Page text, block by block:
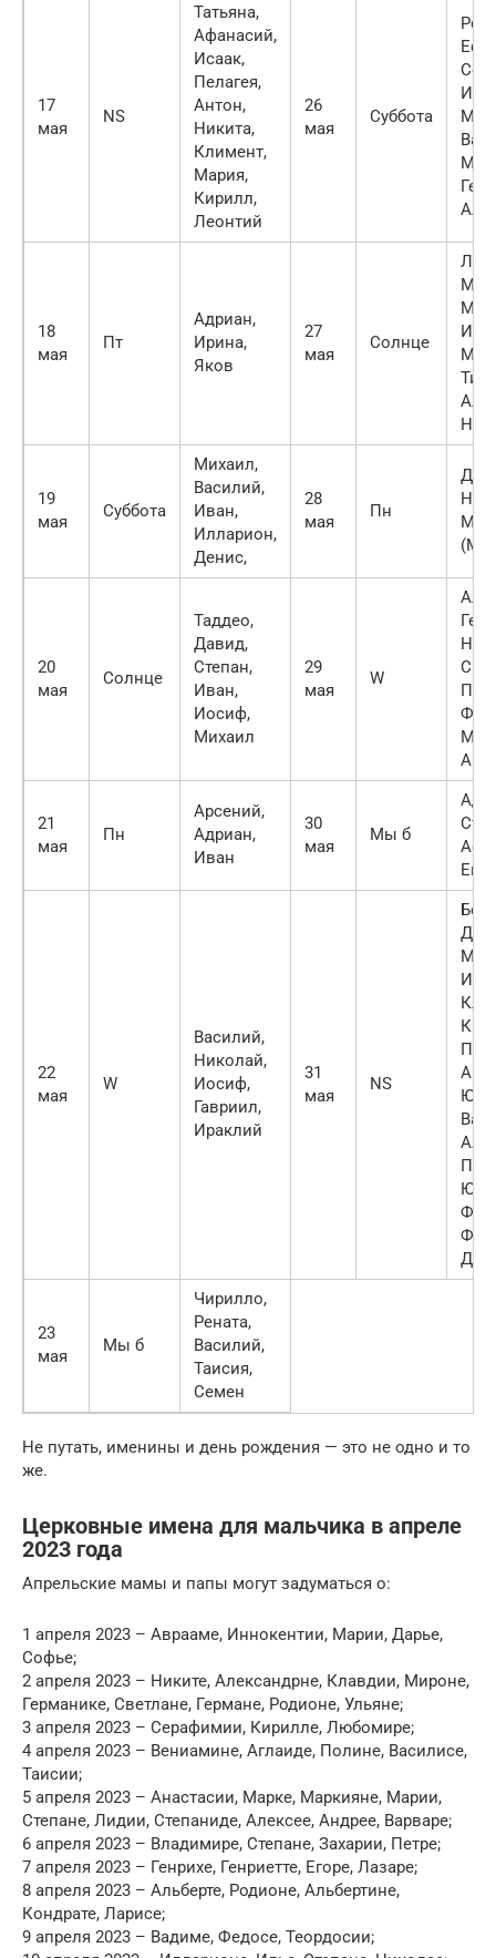
17
мая
NS
Татьяна,
Афанасий,
Исаак,
Пелагея,
Антон,
Никита,
Климент,
Мария,
Кирилл,
Леонтий
26
мая
Суббота
18
мая
Пт
Адриан,
Ирина,
Яков
27
мая
Солнце
19
мая
Суббота
Михаил,
Василий,
Иван,
Илларион,
Денис,
28
мая
Пн
20
мая
Солнце
Таддео,
Давид,
Степан,
Иван,
Иосиф,
Михаил
29
мая
W
21
мая
Пн
Арсений,
Адриан,
Иван
30
мая
Мы б
22
мая
W
Василий,
Николай,
Иосиф,
Гавриил,
Ираклий
31
мая
NS
23
мая
Мы б
Чирилло,
Рената,
Василий,
Таисия,
Семен
Не путать, именины и день рождения — это не одно и то
же.
Церковные имена для мальчика в апреле
2023 года
Апрельские мамы и папы могут задуматься о:
1 апреля 2023 – Аврааме, Иннокентии, Марии, Дарье,
Софье;
2 апреля 2023 – Никите, Александрне, Клавдии, Мироне,
Германике, Светлане, Германе, Родионе, Ульяне;
3 апреля 2023 – Серафимии, Кирилле, Любомире;
4 апреля 2023 – Вениамине, Аглаиде, Полине, Василисе,
Таисии;
5 апреля 2023 – Анастасии, Марке, Маркияне, Марии,
Степане, Лидии, Степаниде, Алексее, Андрее, Варваре;
6 апреля 2023 – Владимире, Степане, Захарии, Петре;
7 апреля 2023 – Генрихе, Генриетте, Егоре, Лазаре;
8 апреля 2023 – Альберте, Родионе, Альбертине,
Кондрате, Ларисе;
9 апреля 2023 – Вадиме, Федосе, Теордосии;